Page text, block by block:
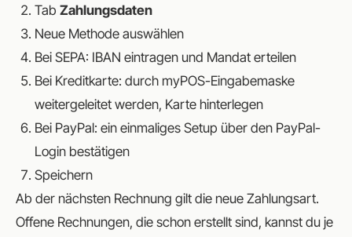
Tab Zahlungsdaten
Neue Methode auswählen
Bei SEPA: IBAN eintragen und Mandat erteilen
Bei Kreditkarte: durch myPOS-Eingabemaske
weitergeleitet werden, Karte hinterlegen
Bei PayPal: ein einmaliges Setup über den PayPal-
Login bestätigen
Speichern
Ab der nächsten Rechnung gilt die neue Zahlungsart.
Offene Rechnungen, die schon erstellt sind, kannst du je